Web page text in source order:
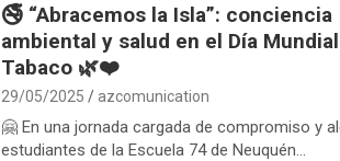
🚭 “Abracemos la Isla”: conciencia
ambiental y salud en el Día
Tabaco 🌿❤️
29/05/2025 azcomunication
🤗 En una jornada cargada de compromiso y
estudiantes de la Escuela 74 de Neuquén…